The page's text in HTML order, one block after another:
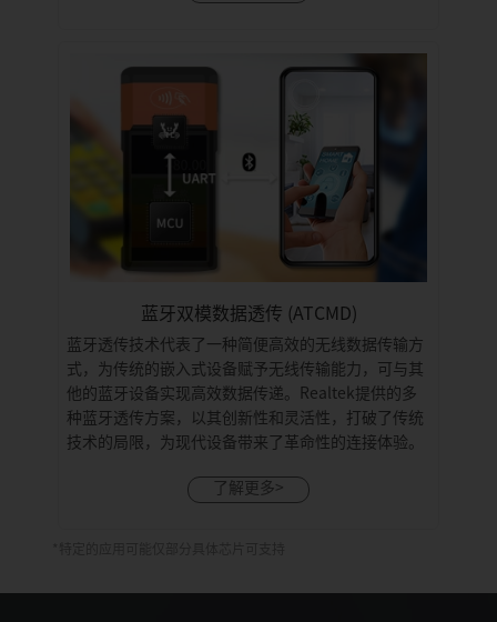
蓝牙双模数据透传 (ATCMD)
蓝牙透传技术代表了一种简便高效的无线数据传输方
式，为传统的嵌入式设备赋予无线传输能力，可与其
他的蓝牙设备实现高效数据传递。Realtek提供的多
种蓝牙透传方案，以其创新性和灵活性，打破了传统
技术的局限，为现代设备带来了革命性的连接体验。
了解更多>